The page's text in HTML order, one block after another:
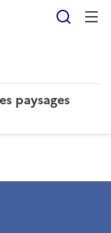
paysages